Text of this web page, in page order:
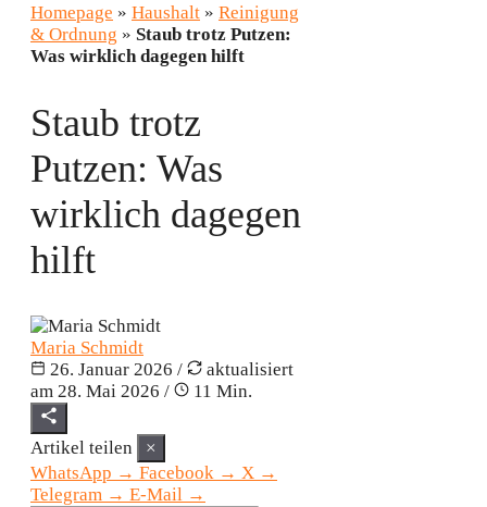
Homepage » Haushalt » Reinigung
& Ordnung » Staub trotz Putzen:
Was wirklich dagegen hilft
Staub trotz
Putzen: Was
wirklich dagegen
hilft
Maria Schmidt
26. Januar 2026 /
aktualisiert
am 28. Mai 2026 / 11 Min.
Artikel teilen
×
WhatsApp → Facebook → X →
Telegram → E-Mail →